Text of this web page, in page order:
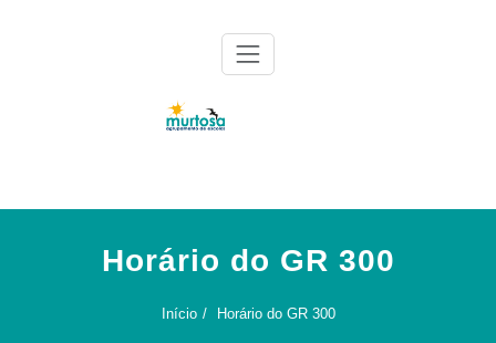
Horário do GR 300
Início Horário do GR 300